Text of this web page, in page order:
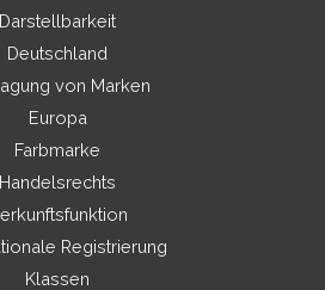
Darstellbarkeit
Deutschland
von Marken
Europa
Farbmarke
Handelsrechts
Registrierung
Klassen